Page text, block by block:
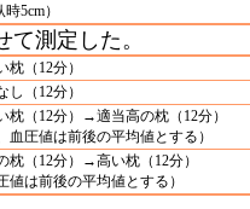
5cm）
測定した。
（12分）
（12分）
（12分）→適当高の枕（12分）
血圧値は前後の平均値とする）
（12分）→高い枕（12分）
値は前後の平均値とする）